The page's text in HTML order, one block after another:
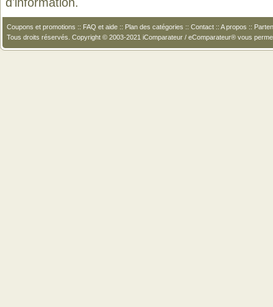
Coupons et promotions :: FAQ et aide :: Plan des catégories :: Contact :: A propos ::
Tous droits réservés. Copyright © 2003-2021 iComparateur / eComparateur® vous